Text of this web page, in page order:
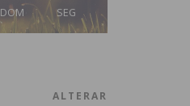
DOM SEG
ALTERAR